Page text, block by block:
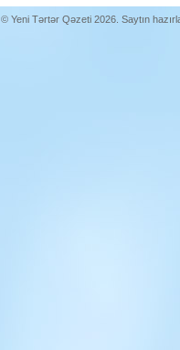
© Yeni Tərtər Qəzeti 2026. Saytın